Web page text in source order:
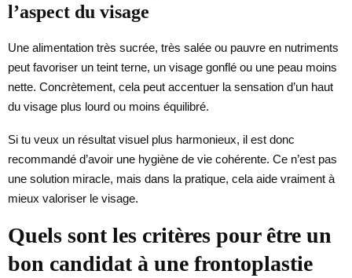
l’aspect du visage
Une alimentation très sucrée, très salée ou pauvre en nutriments
peut favoriser un teint terne, un visage gonflé ou une peau moins
nette. Concrètement, cela peut accentuer la sensation d’un haut
du visage plus lourd ou moins équilibré.
Si tu veux un résultat visuel plus harmonieux, il est donc
recommandé d’avoir une hygiène de vie cohérente. Ce n’est pas
une solution miracle, mais dans la pratique, cela aide vraiment à
mieux valoriser le visage.
Quels sont les critères pour être un
bon candidat à une frontoplastie